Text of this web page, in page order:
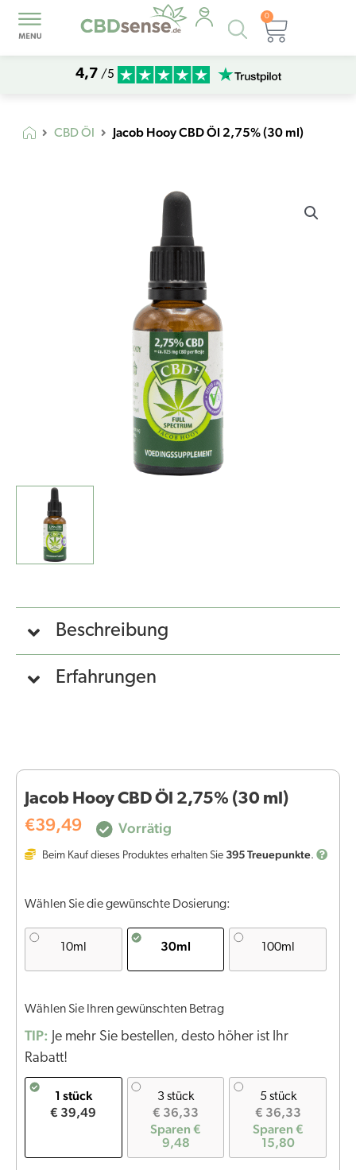
Products
search
0
4,7 /5
CBD Öl Jacob Hooy CBD Öl 2,75% (30 ml)
Beschreibung
Erfahrungen
Jacob Hooy CBD Öl 2,75% (30 ml)
€39,49 Vorrätig
Beim Kauf dieses Produktes erhalten Sie 395Treuepunkte.
Wählen Sie die gewünschte Dosierung:
10ml 30ml 100ml
Wählen Sie Ihren gewünschten Betrag
TIP: Je mehr Sie bestellen, desto höher ist Ihr
Rabatt!
1 stück
€ 39,49
3 stück
€ 36,33
Sparen €
9,48
5 stück
€ 36,33
Sparen €
15,80